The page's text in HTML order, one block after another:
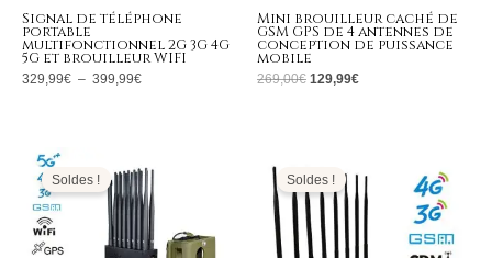
Signal de téléphone
portable
multifonctionnel 2G 3G 4G
5G et brouilleur WIFI
329,99€ – 399,99€
Mini brouilleur caché de
GSM GPS de 4 antennes de
conception de puissance
mobile
269,00€ 129,99€
Soldes !initial
était :
1.799,00€.
prix
actuel
est :
789,99€.
Soldes !initial
était :
1.399,00€.669,99€.